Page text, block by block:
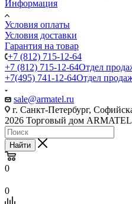
Информация
Условия оплаты
Условия доставки
Гарантия на товар
+7 (812) 715-12-64
+7 (812) 715-12-64Отдел
+7(495) 741-12-64Отдел
sale@armatel.ru
г. Санкт-Петербург,
2026 Торговый дом
Найти
0
0